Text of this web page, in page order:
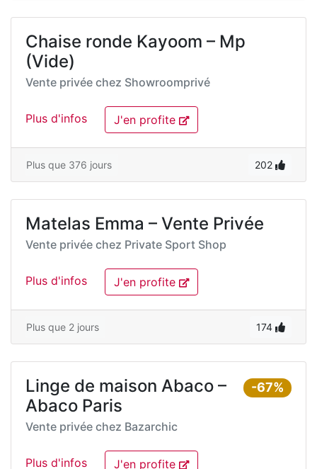
Chaise ronde Kayoom – Mp
(Vide)
Vente privée chez Showroomprivé
Plus d'infos J'en profite
Plus que 376 jours 202
Matelas Emma – Vente Privée
Vente privée chez Private Sport Shop
Plus d'infos J'en profite
Plus que 2 jours 174
-67%
Linge de maison Abaco –
Abaco Paris
Vente privée chez Bazarchic
Plus d'infos J'en profite